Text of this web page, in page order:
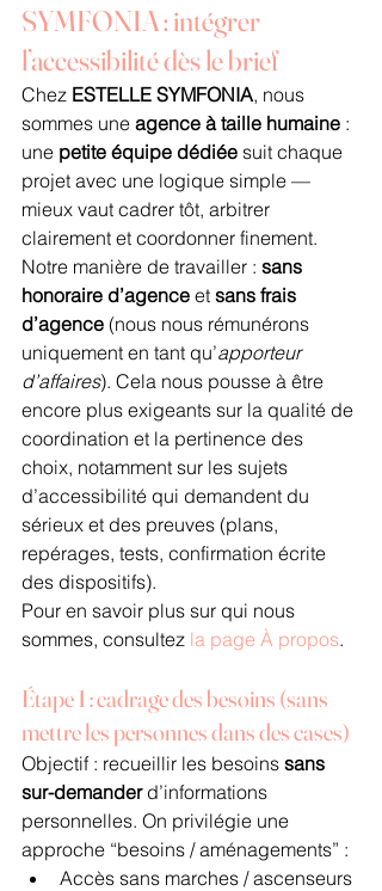
SYMFONIA : intégrer
l’accessibilité dès le brief
Chez ESTELLE SYMFONIA, nous
sommes une agence à taille humaine :
une petite équipe dédiée suit chaque
projet avec une logique simple —
mieux vaut cadrer tôt, arbitrer
clairement et coordonner finement.
Notre manière de travailler : sans
honoraire d’agence et sans frais
d’agence (nous nous rémunérons
uniquement en tant qu’apporteur
d’affaires). Cela nous pousse à être
encore plus exigeants sur la qualité de
coordination et la pertinence des
choix, notamment sur les sujets
d’accessibilité qui demandent du
sérieux et des preuves (plans,
repérages, tests, confirmation écrite
des dispositifs).
Pour en savoir plus sur qui nous
sommes, consultez la page À propos.
Étape 1 : cadrage des besoins (sans
mettre les personnes dans des cases)
Objectif : recueillir les besoins sans
sur-demander d’informations
personnelles. On privilégie une
approche “besoins / aménagements” :
Accès sans marches / ascenseurs